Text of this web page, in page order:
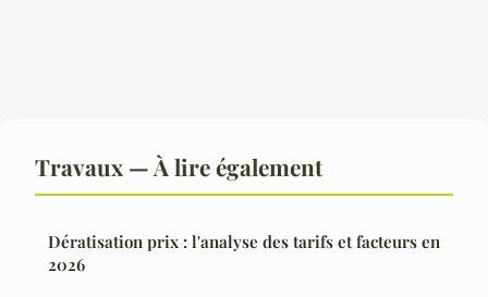
Travaux — À lire également
Dératisation prix : l'analyse des tarifs et facteurs en
2026